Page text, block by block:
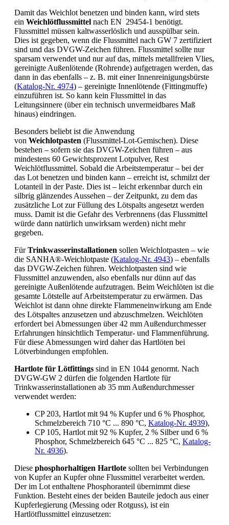
Damit das Weichlot benetzen und binden kann, wird stets
ein Weichlötflussmittel nach EN 29454-1 benötigt.
Flussmittel müssen kaltwasserlöslich und ausspülbar sein.
Dies ist gegeben, wenn die Flussmittel nach GW 7 zertifiziert
sind und das DVGW-Zeichen führen. Flussmittel sollte nur
sparsam verwendet und nur auf das, mittels metallfreien Vlies,
gereinigte Außenlötende (Rohrende) aufgetragen werden, das
dann in das ebenfalls – z. B. mit einer Innenreinigungsbürste
(Katalog-Nr. 4974) – gereinigte Innenlötende (Fittingmuffe)
einzuführen ist. So kann kein Flussmittel in das
Leitungsinnere (über ein technisch unvermeidbares Maß
hinaus) eindringen.
Besonders beliebt ist die Anwendung
von Weichlotpasten (Flussmittel-Lot-Gemischen). Diese
bestehen – sofern sie das DVGW-Zeichen führen – aus
mindestens 60 Gewichtsprozent Lotpulver, Rest
Weichlötflussmittel. Sobald die Arbeitstemperatur – bei der
das Lot benetzen und binden kann – erreicht ist, schmilzt der
Lotanteil in der Paste. Dies ist – leicht erkennbar durch ein
silbrig glänzendes Aussehen – der Zeitpunkt, zu dem das
zusätzliche Lot zur Füllung des Lötspalts angesetzt werden
muss. Damit ist die Gefahr des Verbrennens (das Flussmittel
würde dann natürlich unwirksam werden) nicht mehr
gegeben.
FürTrinkwasserinstallationen sollen Weichlotpasten – wie
die SANHA®-Weichlotpaste (Katalog-Nr. 4943) – ebenfalls
das DVGW-Zeichen führen. Weichlotpasten sind wie
Flussmittel anzuwenden, also ebenfalls nur dünn auf das
gereinigte Außenlötende aufzutragen. Beim Weichlöten ist die
gesamte Lötstelle auf Arbeitstemperatur zu erwärmen. Das
Weichlot ist dann ohne direkte Flammeneinwirkung am Ende
des Lötspaltes anzusetzen und abzuschmelzen. Weichlöten
erfordert bei Abmessungen über 42 mm Außendurchmesser
Erfahrungen hinsichtlich Temperatur- und Flammenführung.
Für diese Abmessungen wird daher das Hartlöten bei
Lötverbindungen empfohlen.
Hartlote für Lötfittings sind in EN 1044 genormt. Nach
DVGW-GW 2 dürfen die folgenden Hartlote für
Trinkwasserinstallationen ab 35 mm Außendurchmesser
verwendet werden:
CP 203, Hartlot mit 94 % Kupfer und 6 % Phosphor,
Schmelzbereich 710 °C ... 890 °C, Katalog-Nr. 4939),
CP 105, Hartlot mit 92 % Kupfer, 2 % Silber und 6 %
Phosphor, Schmelzbereich 645 °C ... 825 °C, Katalog-
Nr. 4936).
Diese phosphorhaltigen Hartlote sollten bei Verbindungen
von Kupfer an Kupfer ohne Flussmittel verarbeitet werden.
Der im Lot enthaltene Phosphoranteil übernimmt diese
Funktion. Besteht eines der beiden Bauteile jedoch aus einer
Kupferlegierung (Messing oder Rotguss), ist ein
Hartlötflussmittel einzusetzen: